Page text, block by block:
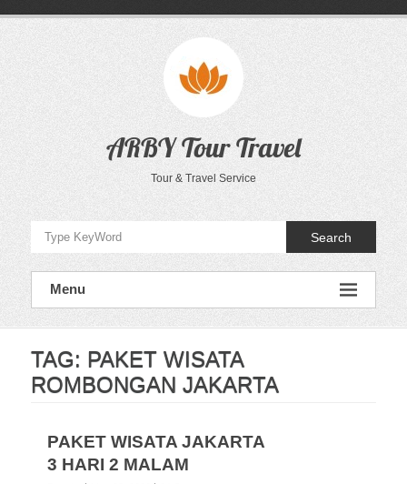
ARBY Tour Travel
Tour & Travel Service
Search
Menu
TAG: PAKET WISATA
ROMBONGAN JAKARTA
PAKET WISATA JAKARTA
3 HARI 2 MALAM